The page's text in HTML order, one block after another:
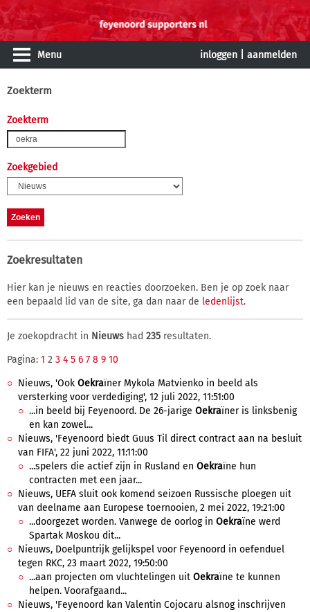
Menu inloggen aanmelden
Zoekterm
Zoekterm
Zoekgebied
Zoekresultaten
Hier kan je nieuws en reacties doorzoeken. Ben je op zoek naar
een bepaald lid van de site, ga dan naar de ledenlijst.
Je zoekopdracht in Nieuws had 235 resultaten.
Pagina: 1 2 3 4 5 6 7 8 9 10
Nieuws, 'Ook Oekraïner Mykola Matvienko in beeld als
versterking voor verdediging', 12 juli 2022, 11:51:00
...in beeld bij Feyenoord. De 26-jarige Oekraïner is linksbenig
en kan zowel...
Nieuws, 'Feyenoord biedt Guus Til direct contract aan na besluit
van FIFA', 22 juni 2022, 11:11:00
...spelers die actief zijn in Rusland en Oekraïne hun
contracten met een jaar...
Nieuws, UEFA sluit ook komend seizoen Russische ploegen uit
van deelname aan Europese toernooien, 2 mei 2022, 19:21:00
...doorgezet worden. Vanwege de oorlog in Oekraïne werd
Spartak Moskou dit...
Nieuws, Doelpuntrijk gelijkspel voor Feyenoord in oefenduel
tegen RKC, 23 maart 2022, 19:50:00
...aan projecten om vluchtelingen uit Oekraïne te kunnen
helpen. Voorafgaand...
Nieuws, 'Feyenoord kan Valentin Cojocaru alsnog inschrijven